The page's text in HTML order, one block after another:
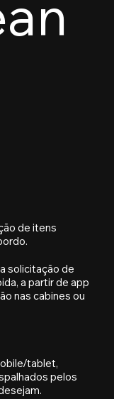
de itens
solicitação de
a partir de app
nas cabines ou
tablet,
pelos